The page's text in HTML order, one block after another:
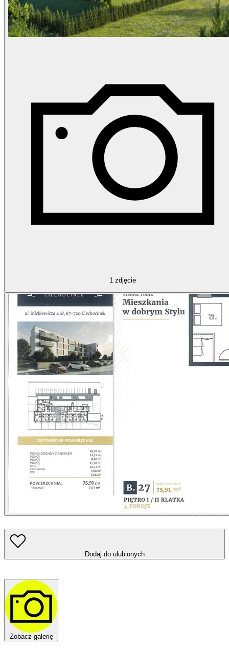
1 zdjęcie
Dodaj do ulubionych
Zobacz galerię